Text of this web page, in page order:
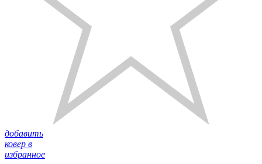
добавить
ковер в
избранное